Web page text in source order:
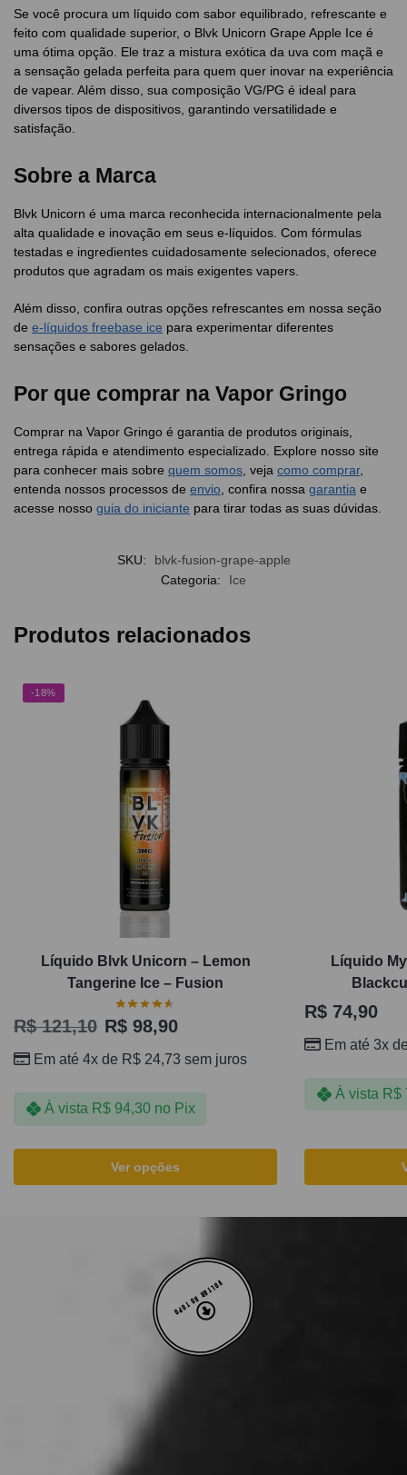
Se você procura um líquido com sabor equilibrado, refrescante e
feito com qualidade superior, o Blvk Unicorn Grape Apple Ice é
uma ótima opção. Ele traz a mistura exótica da uva com maçã e
a sensação gelada perfeita para quem quer inovar na experiência
de vapear. Além disso, sua composição VG/PG é ideal para
diversos tipos de dispositivos, garantindo versatilidade e
satisfação.
Sobre a Marca
Blvk Unicorn é uma marca reconhecida internacionalmente pela
alta qualidade e inovação em seus e-líquidos. Com fórmulas
testadas e ingredientes cuidadosamente selecionados, oferece
produtos que agradam os mais exigentes vapers.
Além disso, confira outras opções refrescantes em nossa seção
de e-líquidos freebase ice para experimentar diferentes
sensações e sabores gelados.
Por que comprar na Vapor Gringo
Comprar na Vapor Gringo é garantia de produtos originais,
entrega rápida e atendimento especializado. Explore nosso site
para conhecer mais sobre quem somos , veja como comprar,
entenda nossos processos de envio , confira nossa garantia e
acesse nosso guia do iniciante para tirar todas as suas dúvidas.
SKU:
blvk-fusion-grape-apple
Categoria:
Ice
Produtos relacionados
-18%
Líquido Blvk Unicorn – Lemon
Tangerine Ice – Fusion
R$121,10 R$ 98,90
Em até 4x de R$ 24,73 sem juros
À vista R$94,30 no Pix
Ver opções
Líquido
R$ 74,90
Em até 3x
À vista R$
VOLTAR AO TOPO